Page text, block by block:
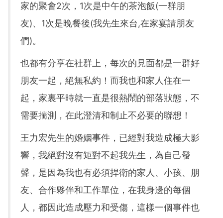
家的聚會2次，1次是中午的茶泡飯(一群朋
友)、1次是晚餐後(我先生來台,在家宴請朋友
們)。
也都有分享在社群上，每次的見面都是一群好
朋友一起，絕無私約！而我也和家人住在一
起，家裏平時就一直是很熱鬧的部落狀態，不
需要揣測，在此澄清和制止不必要的聯想！
王力宏先生的婚姻事件，已經對我造成極大影
響，我絕對沒有矩對不起我先生，為自己發
聲，是因為我也有必須捍衛的家人、小孩、朋
友、合作夥伴和工作單位，在我身邊的每個
人，都因此造成壓力和受傷，這樣一個事件也